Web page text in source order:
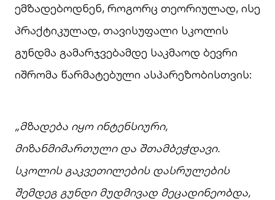
ემზადებოდნენ, როგორც თეორიულად, ისე
პრაქტიკულად, თავისუფალი სკოლის
გუნდმა გამარჯვებამდე საკმაოდ ბევრი
იშრომა წარმატებული ასპარეზობისთვის:
„მზადება იყო ინტენსიური,
მიზანმიმართული და შთამბეჭდავი.
სკოლის გაკვეთილების დასრულების
შემდეგ გუნდი მუდმივად მეცადინეობდა,